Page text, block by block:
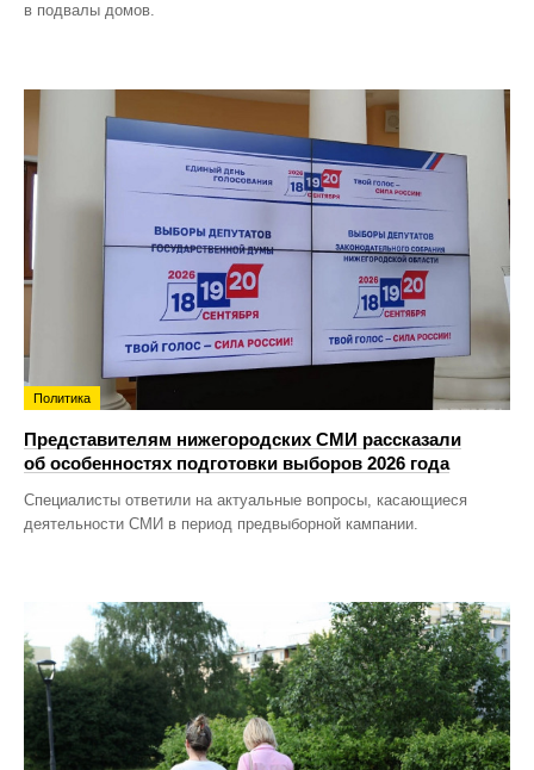
в подвалы домов.
Политика
Представителям нижегородских СМИ рассказали
об особенностях подготовки выборов 2026 года
Специалисты ответили на актуальные вопросы, касающиеся
деятельности СМИ в период предвыборной кампании.